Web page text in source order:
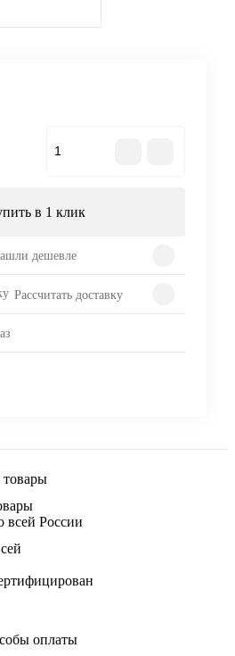
в 1 клик
дешевле
Рассчитать доставку